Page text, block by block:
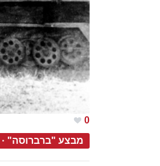
0
מבצע "ברברוסה" ·